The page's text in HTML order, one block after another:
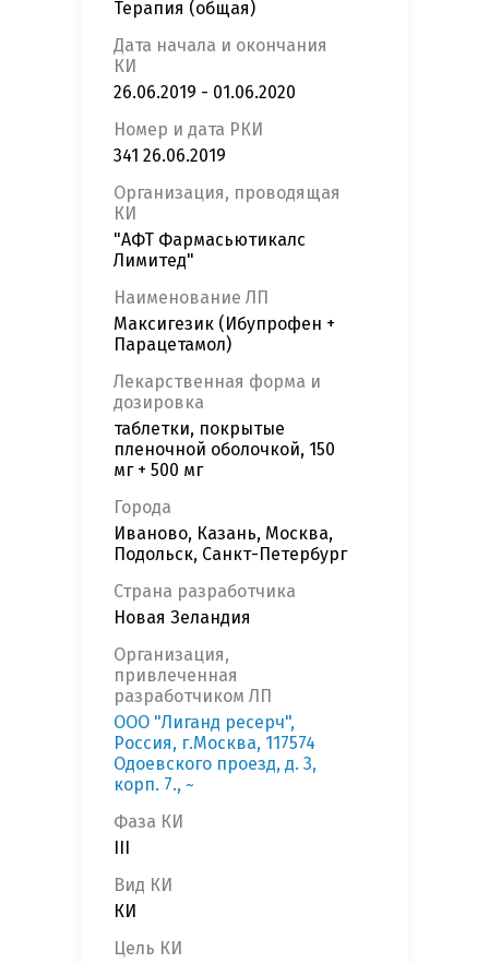
Терапия (общая)
Дата начала и окончания
КИ
26.06.2019 - 01.06.2020
Номер и дата РКИ
341 26.06.2019
Организация, проводящая
КИ
"АФТ Фармасьютикалс
Лимитед"
Наименование ЛП
Максигезик (Ибупрофен +
Парацетамол)
Лекарственная форма и
дозировка
таблетки, покрытые
пленочной оболочкой, 150
мг + 500 мг
Города
Иваново, Казань, Москва,
Подольск, Санкт-Петербург
Страна разработчика
Новая Зеландия
Организация,
привлеченная
разработчиком ЛП
ООО "Лиганд ресерч",
Россия, г.Москва, 117574
Одоевского проезд, д. 3,
корп. 7., ~
Фаза КИ
Вид КИ
КИ
Цель КИ